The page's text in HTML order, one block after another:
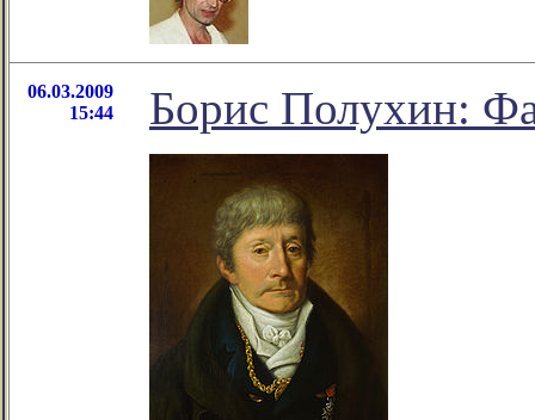
06.03.2009
15:44
Борис Полухин: